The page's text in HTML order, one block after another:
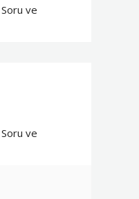
ve
ve